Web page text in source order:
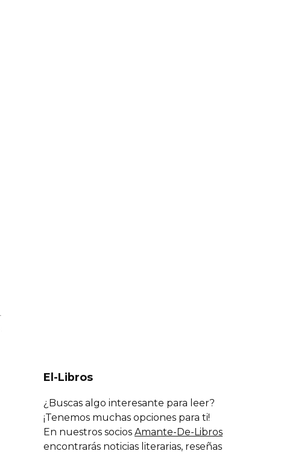
El-Libros
¿Buscas algo interesante para leer?
¡Tenemos muchas opciones para ti!
En nuestros socios Amante-De-Libros
encontrarás noticias literarias, reseñas